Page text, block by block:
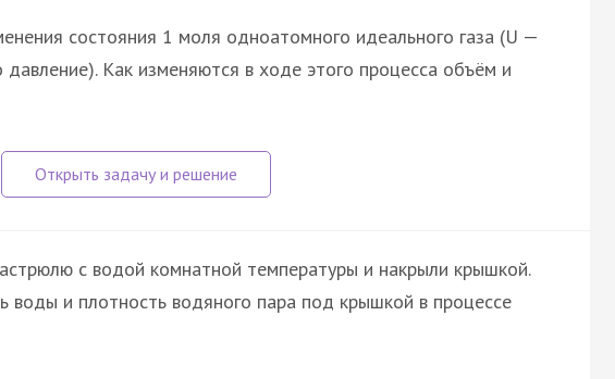
состояния 1 моля одноатомного идеального газа (U —
давление). Как изменяются в ходе этого процесса объём и
с водой комнатной температуры и накрыли крышкой.
воды и плотность водяного пара под крышкой в процессе